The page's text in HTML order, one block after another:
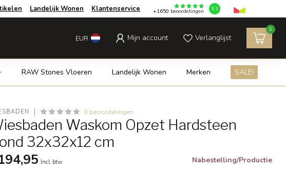
Landelijk Wonen Klantenservice +1650 beoordelingen 9.3
EUR Mijn account Verlanglijst
0
RAW Stones Vloeren Landelijk Wonen Merken SALE!
0 beoordelingen
Waskom Opzet Hardsteen
32x32x12 cm
Incl. btw Nabestelling/Productie